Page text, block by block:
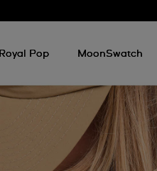
Royal Pop MoonSwatch